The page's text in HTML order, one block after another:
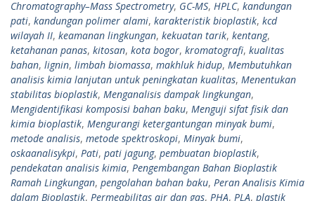
Chromatography–Mass Spectrometry, GC-MS, HPLC, kandungan
pati, kandungan polimer alami, karakteristik bioplastik, kcd
wilayah II, keamanan lingkungan, kekuatan tarik, kentang,
ketahanan panas, kitosan, kota bogor, kromatografi, kualitas
bahan, lignin, limbah biomassa, makhluk hidup, Membutuhkan
analisis kimia lanjutan untuk peningkatan kualitas, Menentukan
stabilitas bioplastik, Menganalisis dampak lingkungan,
Mengidentifikasi komposisi bahan baku, Menguji sifat fisik dan
kimia bioplastik, Mengurangi ketergantungan minyak bumi,
metode analisis, metode spektroskopi, Minyak bumi,
oskaanalisykpi, Pati, pati jagung, pembuatan bioplastik,
pendekatan analisis kimia, Pengembangan Bahan Bioplastik
Ramah Lingkungan, pengolahan bahan baku, Peran Analisis Kimia
dalam Bioplastik, Permeabilitas air dan gas, PHA, PLA, plastik